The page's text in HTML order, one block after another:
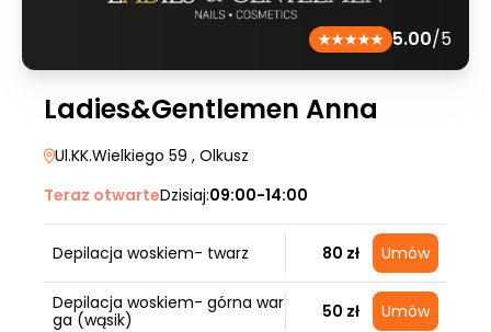
5.00/5
Ladies&Gentlemen Anna
Ul.KK.Wielkiego 59 , Olkusz
Teraz otwarteDzisiaj:09:00-14:00
Depilacja woskiem- twarz 80 zł Umów
Depilacja woskiem- górna war
ga (wąsik)
50 zł Umów